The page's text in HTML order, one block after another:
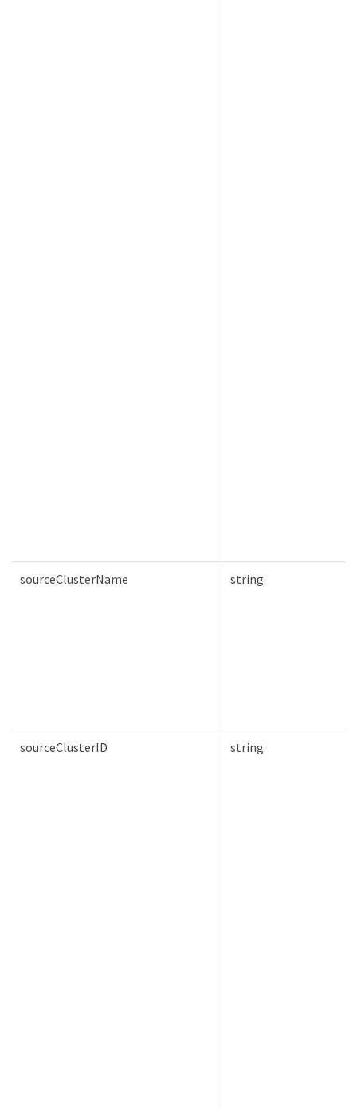
sourceClusterName string
sourceClusterID string